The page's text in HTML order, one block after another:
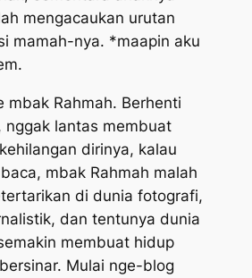
mengacaukan urutan
mamah-nya. *maapin aku
mbak Rahmah. Berhenti
nggak lantas membuat
dirinya, kalau
mbak Rahmah malah
di dunia fotografi,
dan tentunya dunia
membuat hidup
Mulai nge-blog